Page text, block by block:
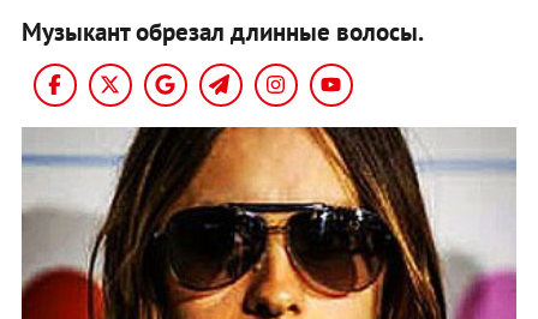
Музыкант обрезал длинные волосы.